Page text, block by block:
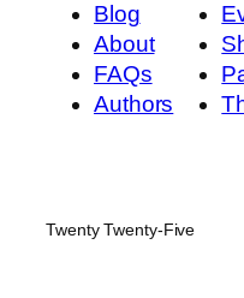
Blog
About
FAQs
Authors
Twenty Twenty-Five